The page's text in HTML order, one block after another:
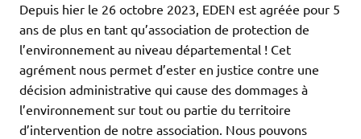
Depuis hier le 26 octobre 2023, EDEN est agréée pour 5
ans de plus en tant qu’association de protection de
l’environnement au niveau départemental ! Cet
agrément nous permet d’ester en justice contre une
décision administrative qui cause des dommages à
l’environnement sur tout ou partie du territoire
d’intervention de notre association. Nous pouvons